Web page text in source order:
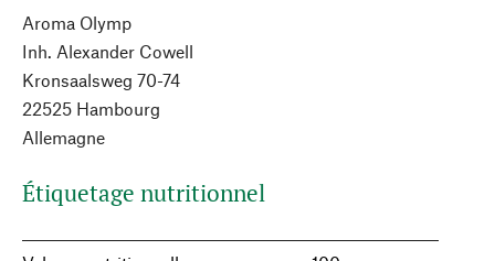
Aroma Olymp
Inh. Alexander Cowell
Kronsaalsweg 70-74
22525 Hambourg
Allemagne
Étiquetage nutritionnel